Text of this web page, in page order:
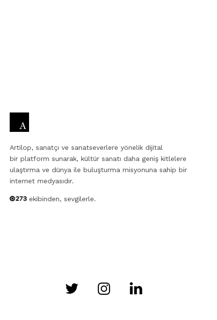
Artilop, sanatçı ve sanatseverlere yönelik dijital
bir platform sunarak, kültür sanatı daha geniş kitlelere
ulaştırma ve dünya ile buluşturma misyonuna sahip bir
internet medyasıdır.
ekibinden, sevgilerle.